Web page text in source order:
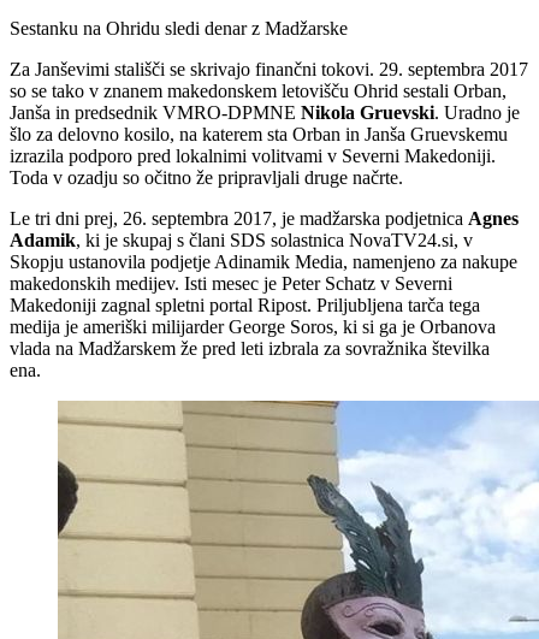
Sestanku na Ohridu sledi denar z Madžarske
Za Janševimi stališči se skrivajo finančni tokovi. 29. septembra 2017
so se tako v znanem makedonskem letovišču Ohrid sestali Orban,
Janša in predsednik VMRO-DPMNE Nikola Gruevski. Uradno je
šlo za delovno kosilo, na katerem sta Orban in Janša Gruevskemu
izrazila podporo pred lokalnimi volitvami v Severni Makedoniji.
Toda v ozadju so očitno že pripravljali druge načrte.
Le tri dni prej, 26. septembra 2017, je madžarska podjetnica Agnes
Adamik, ki je skupaj s člani SDS solastnica NovaTV24.si, v
Skopju ustanovila podjetje Adinamik Media, namenjeno za nakupe
makedonskih medijev. Isti mesec je Peter Schatz v Severni
Makedoniji zagnal spletni portal Ripost. Priljubljena tarča tega
medija je ameriški milijarder George Soros, ki si ga je Orbanova
vlada na Madžarskem že pred leti izbrala za sovražnika številka
ena.